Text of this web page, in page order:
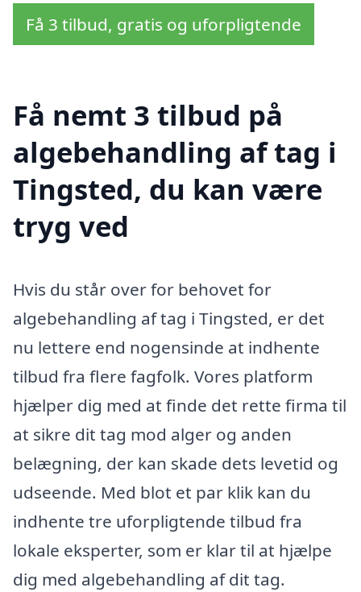
Få 3 tilbud, gratis og uforpligtende
Få nemt 3 tilbud på
algebehandling af tag i
Tingsted, du kan være
tryg ved
Hvis du står over for behovet for
algebehandling af tag i Tingsted, er det
nu lettere end nogensinde at indhente
tilbud fra flere fagfolk. Vores platform
hjælper dig med at finde det rette firma til
at sikre dit tag mod alger og anden
belægning, der kan skade dets levetid og
udseende. Med blot et par klik kan du
indhente tre uforpligtende tilbud fra
lokale eksperter, som er klar til at hjælpe
dig med algebehandling af dit tag.